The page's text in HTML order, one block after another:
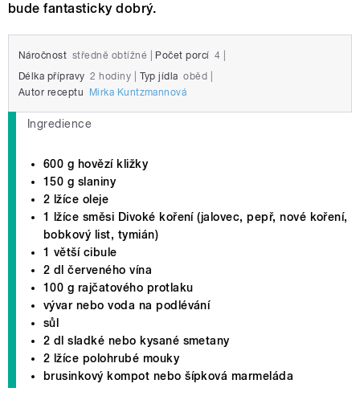
bude fantasticky dobrý.
Náročnost středně obtížné Počet porcí 4
Délka přípravy 2 hodiny Typ jídla oběd
Autor receptu
Mirka Kuntzmannová
Ingredience
600 g hovězí kližky
150 g slaniny
2 lžíce oleje
1 lžíce směsi Divoké koření (jalovec, pepř, nové koření,
bobkový list, tymián)
1 větší cibule
2 dl červeného vína
100 g rajčatového protlaku
vývar nebo voda na podlévání
sůl
2 dl sladké nebo kysané smetany
2 lžíce polohrubé mouky
brusinkový kompot nebo šípková marmeláda